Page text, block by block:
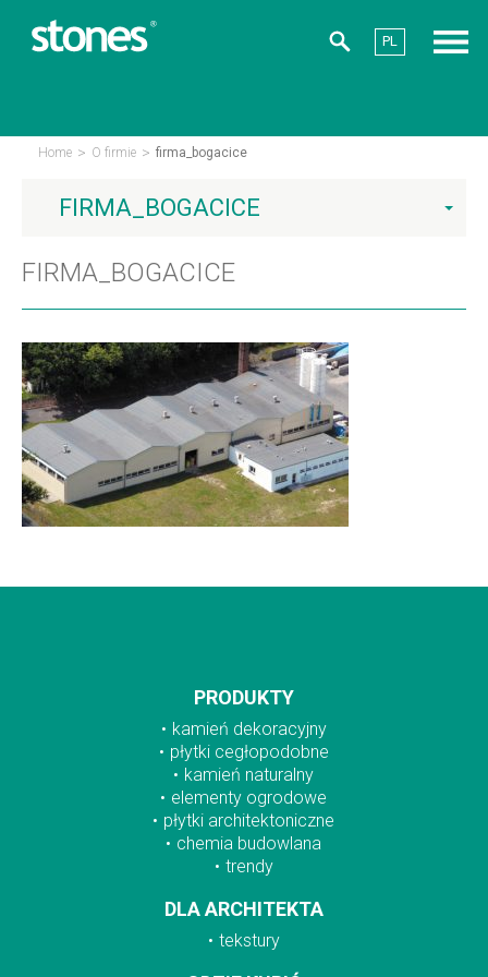
PL
Home > O firmie > firma_bogacice
FIRMA_BOGACICE
FIRMA_BOGACICE
PRODUKTY
kamień dekoracyjny
płytki cegłopodobne
kamień naturalny
elementy ogrodowe
płytki architektoniczne
chemia budowlana
trendy
DLA ARCHITEKTA
tekstury